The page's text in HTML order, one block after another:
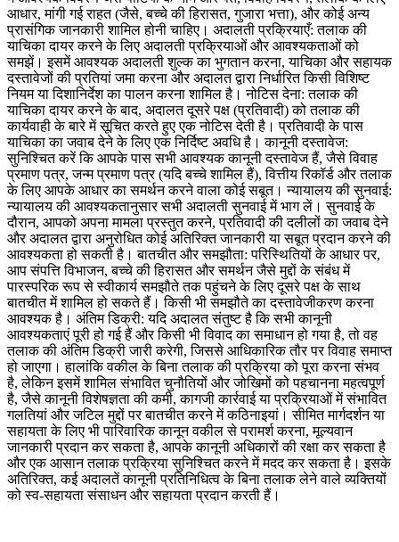
आधार, मांगी गई राहत (जैसे, बच्चे की हिरासत, गुजारा भत्ता), और कोई अन्य
प्रासंगिक जानकारी शामिल होनी चाहिए। अदालती प्रक्रियाएँ: तलाक की
याचिका दायर करने के लिए अदालती प्रक्रियाओं और आवश्यकताओं को
समझें। इसमें आवश्यक अदालती शुल्क का भुगतान करना, याचिका और सहायक
दस्तावेजों की प्रतियां जमा करना और अदालत द्वारा निर्धारित किसी विशिष्ट
नियम या दिशानिर्देश का पालन करना शामिल है। नोटिस देना: तलाक की
याचिका दायर करने के बाद, अदालत दूसरे पक्ष (प्रतिवादी) को तलाक की
कार्यवाही के बारे में सूचित करते हुए एक नोटिस देती है। प्रतिवादी के पास
याचिका का जवाब देने के लिए एक निर्दिष्ट अवधि है। कानूनी दस्तावेज:
सुनिश्चित करें कि आपके पास सभी आवश्यक कानूनी दस्तावेज हैं, जैसे विवाह
प्रमाण पत्र, जन्म प्रमाण पत्र (यदि बच्चे शामिल हैं), वित्तीय रिकॉर्ड और तलाक
के लिए आपके आधार का समर्थन करने वाला कोई सबूत। न्यायालय की सुनवाई:
न्यायालय की आवश्यकतानुसार सभी अदालती सुनवाई में भाग लें। सुनवाई के
दौरान, आपको अपना मामला प्रस्तुत करने, प्रतिवादी की दलीलों का जवाब देने
और अदालत द्वारा अनुरोधित कोई अतिरिक्त जानकारी या सबूत प्रदान करने की
आवश्यकता हो सकती है। बातचीत और समझौता: परिस्थितियों के आधार पर,
आप संपत्ति विभाजन, बच्चे की हिरासत और समर्थन जैसे मुद्दों के संबंध में
पारस्परिक रूप से स्वीकार्य समझौते तक पहुंचने के लिए दूसरे पक्ष के साथ
बातचीत में शामिल हो सकते हैं। किसी भी समझौते का दस्तावेजीकरण करना
आवश्यक है। अंतिम डिक्री: यदि अदालत संतुष्ट है कि सभी कानूनी
आवश्यकताएं पूरी हो गई हैं और किसी भी विवाद का समाधान हो गया है, तो वह
तलाक की अंतिम डिक्री जारी करेगी, जिससे आधिकारिक तौर पर विवाह समाप्त
हो जाएगा। हालांकि वकील के बिना तलाक की प्रक्रिया को पूरा करना संभव
है, लेकिन इसमें शामिल संभावित चुनौतियों और जोखिमों को पहचानना महत्वपूर्ण
है, जैसे कानूनी विशेषज्ञता की कमी, कागजी कार्रवाई या प्रक्रियाओं में संभावित
गलतियां और जटिल मुद्दों पर बातचीत करने में कठिनाइयां। सीमित मार्गदर्शन या
सहायता के लिए भी पारिवारिक कानून वकील से परामर्श करना, मूल्यवान
जानकारी प्रदान कर सकता है, आपके कानूनी अधिकारों की रक्षा कर सकता है
और एक आसान तलाक प्रक्रिया सुनिश्चित करने में मदद कर सकता है। इसके
अतिरिक्त, कई अदालतें कानूनी प्रतिनिधित्व के बिना तलाक लेने वाले व्यक्तियों
को स्व-सहायता संसाधन और सहायता प्रदान करती हैं।